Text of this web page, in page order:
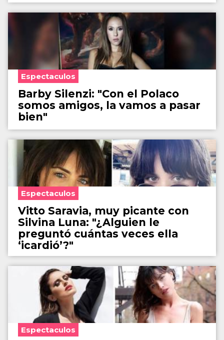
Espectaculos
Barby Silenzi: "Con el Polaco
somos amigos, la vamos a pasar
bien"
Espectaculos
Vitto Saravia, muy picante con
Silvina Luna: "¿Alguien le
preguntó cuántas veces ella
‘icardió’?"
Espectaculos